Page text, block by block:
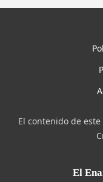
El contenido de
El